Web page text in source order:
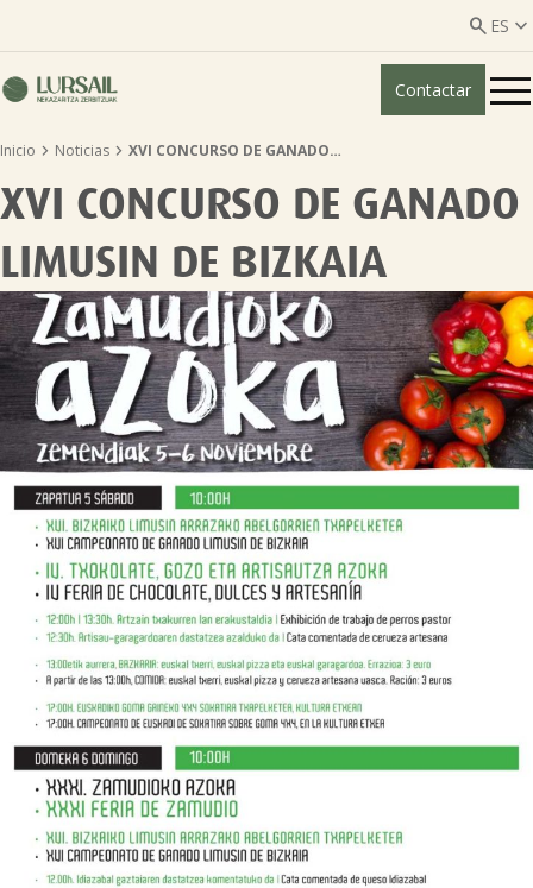
 ES 
ES
Quiénes somos
Servicios ganadería
Servicios agricultura
Entidades asociadas
Noticias
Tablón de anuncios
Lursail Market
Contactar
Inicio  Noticias  XVI CONCURSO DE GANADO…
XVI CONCURSO DE GANADO
LIMUSIN DE BIZKAIA